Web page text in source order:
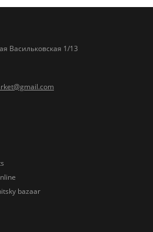
Васильковская 1/13
bazaar